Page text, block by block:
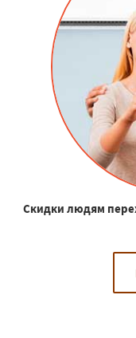
Скидки людям